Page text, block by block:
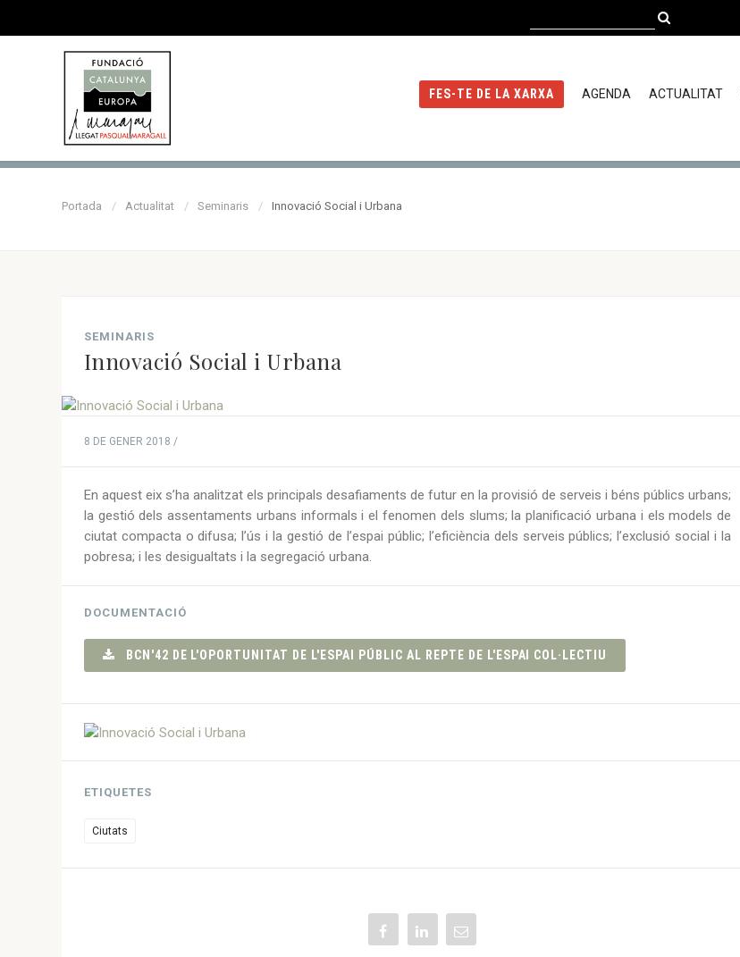
FES-TE DE LA XARXA AGENDA ACTUALITAT
Portada Actualitat Seminaris Innovació Social i Urbana
SEMINARIS
Innovació Social i Urbana
8 DE GENER 2018 /
En aquest eix s’ha analitzat els principals desafiaments de futur en la provisió de serveis i béns públics urbans;
la gestió dels assentaments urbans informals i el fenomen dels slums; la planificació urbana i els models de
ciutat compacta o difusa; l’ús i la gestió de l’espai públic; l’eficiència dels serveis públics; l’exclusió social i la
pobresa; i les desigualtats i la segregació urbana.
DOCUMENTACIÓ
BCN'42 DE L'OPORTUNITAT DE L'ESPAI PÚBLIC AL REPTE DE L'ESPAI COL·LECTIU
ETIQUETES
Ciutats